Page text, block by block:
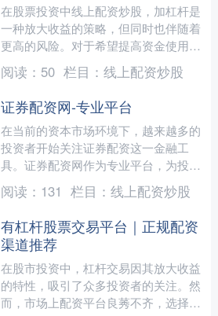
在股票投资中线上配资炒股，加杠杆是
一种放大收益的策略，但同时也伴随着
更高的风险。对于希望提高资金使用效
率的投资者而言，了解股票加杠杆的合
法渠道与操作方法是必要的....
阅读： 50 栏目： 线上配资炒股
证券配资网-专业平台
在当前的资本市场环境下，越来越多的
投资者开始关注证券配资这一金融工
具。证券配资网作为专业平台，为投资
者提供了便捷的资金杠杆服务，但在选
择配资平台时，如何辨别正规....
阅读： 131 栏目： 线上配资炒股
有杠杆股票交易平台｜正规配资
渠道推荐
在股市投资中，杠杆交易因其放大收益
的特性，吸引了众多投资者的关注。然
而，市场上配资平台良莠不齐，选择正